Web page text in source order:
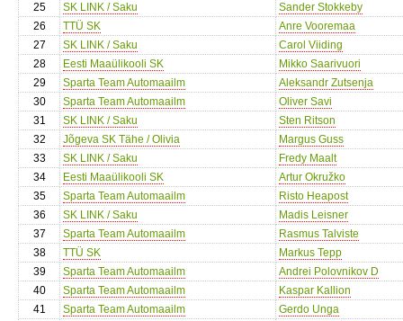
25
SK LINK / Saku
Sander Stokkeby
26
TTÜ SK
Anre Vooremaa
27
SK LINK / Saku
Carol Viiding
28
Eesti Maaülikooli SK
Mikko Saarivuori
29
Sparta Team Automaailm
Aleksandr Zutsenja
30
Sparta Team Automaailm
Oliver Savi
31
SK LINK / Saku
Sten Ritson
32
Jõgeva SK Tähe / Olivia
Margus Guss
33
SK LINK / Saku
Fredy Maalt
34
Eesti Maaülikooli SK
Artur Okružko
35
Sparta Team Automaailm
Risto Heapost
36
SK LINK / Saku
Madis Leisner
37
Sparta Team Automaailm
Rasmus Talviste
38
TTÜ SK
Markus Tepp
39
Sparta Team Automaailm
Andrei Polovnikov D
40
Sparta Team Automaailm
Kaspar Kallion
41
Sparta Team Automaailm
Gerdo Unga